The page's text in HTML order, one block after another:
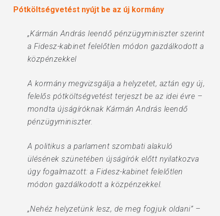
Pótköltségvetést nyújt be az új kormány
„Kármán András leendő pénzügyminiszter szerint
a Fidesz-kabinet felelőtlen módon gazdálkodott a
közpénzekkel
A kormány megvizsgálja a helyzetet, aztán egy új,
felelős pótköltségvetést terjeszt be az idei évre –
mondta újságíróknak Kármán András leendő
pénzügyminiszter.
A politikus a parlament szombati alakuló
ülésének szünetében újságírók előtt nyilatkozva
úgy fogalmazott: a Fidesz-kabinet felelőtlen
módon gazdálkodott a közpénzekkel.
„Nehéz helyzetünk lesz, de meg fogjuk oldani” –